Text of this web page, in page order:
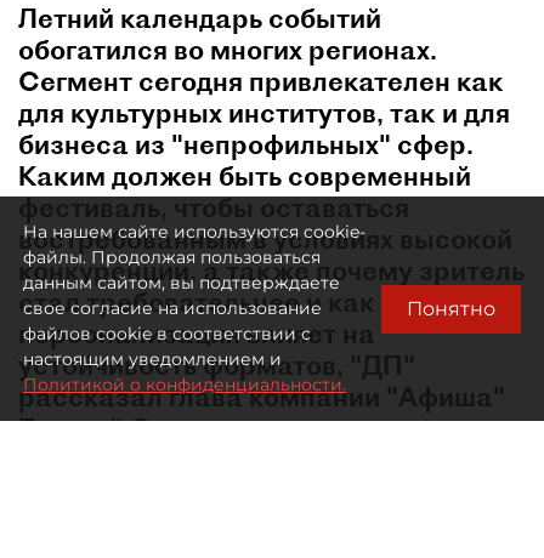
Летний календарь событий
обогатился во многих регионах.
Сегмент сегодня привлекателен как
для культурных институтов, так и для
бизнеса из "непрофильных" сфер.
Каким должен быть современный
фестиваль, чтобы оставаться
востребованным в условиях высокой
конкуренции, а также почему зритель
стал требовательнее и как
персонализация влияет на
устойчивость форматов, "ДП"
рассказал глава компании "Афиша"
Евгений Сидоров.
На нашем сайте используются cookie-
файлы. Продолжая пользоваться
данным сайтом, вы подтверждаете
свое согласие на использование
файлов cookie в соответствии с
настоящим уведомлением и
Политикой о конфиденциальности.
Понятно